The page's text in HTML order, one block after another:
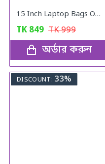
15 Inch Laptop Bags Office Documents Storage Bag Travel ( Blue )
TK 849 TK999
অর্ডার করুন
DISCOUNT: 33%